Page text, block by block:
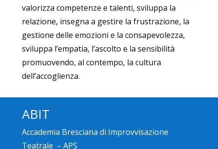
valorizza competenze e talenti, sviluppa la
relazione, insegna a gestire la frustrazione, la
gestione delle emozioni e la consapevolezza,
sviluppa l’empatia, l’ascolto e la sensibilità
promuovendo, al contempo, la cultura
dell’accoglienza.
ABIT
Accademia Bresciana di Improvvisazione
Teatrale – APS